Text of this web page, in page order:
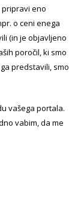
pripravi eno
o ceni enega
(in je objavljeno
poročil, ki smo
predstavili, smo
vašega portala.
vabim, da me